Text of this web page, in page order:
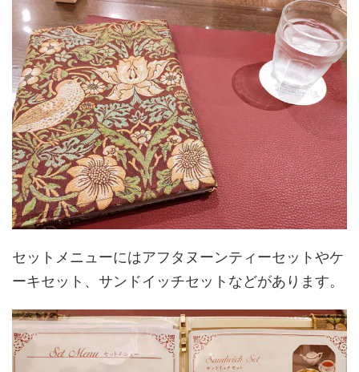
セットメニューにはアフタヌーンティーセットやケ
ーキセット、サンドイッチセットなどがあります。